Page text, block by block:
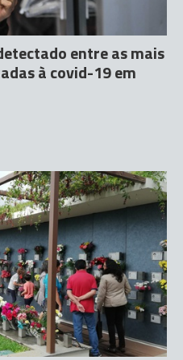
entre as mais
à covid-19 em